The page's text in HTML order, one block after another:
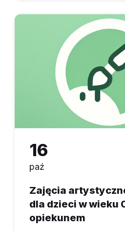
16
paź
Zajęcia
dla dzieci w wieku
opiekunem